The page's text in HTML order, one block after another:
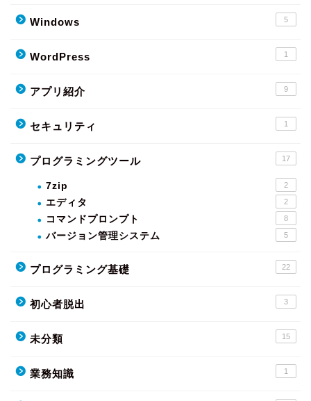
Windows 5
WordPress 1
アプリ紹介 9
セキュリティ 1
プログラミングツール 17
7zip 2
エディタ 2
コマンドプロンプト 8
バージョン管理システム 5
プログラミング基礎 22
初心者脱出 3
未分類 15
業務知識 1